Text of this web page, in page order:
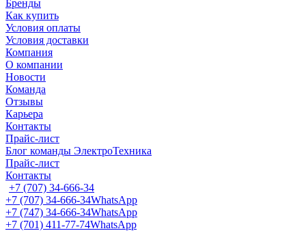
Бренды
Как купить
Условия оплаты
Условия доставки
Компания
О компании
Новости
Команда
Отзывы
Карьера
Контакты
Прайс-лист
Блог команды ЭлектроТехника
Прайс-лист
Контакты
+7 (707) 34-666-34
+7 (707) 34-666-34WhatsApp
+7 (747) 34-666-34WhatsApp
+7 (701) 411-77-74WhatsApp